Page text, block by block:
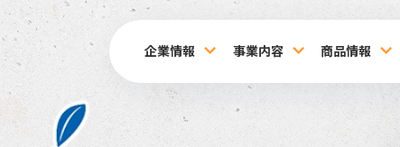
企業情報 事業内容 商品情報